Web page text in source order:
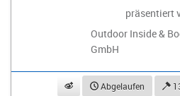
präsentiert
Outdoor Inside &
GmbH
beobachtenAbgelaufen